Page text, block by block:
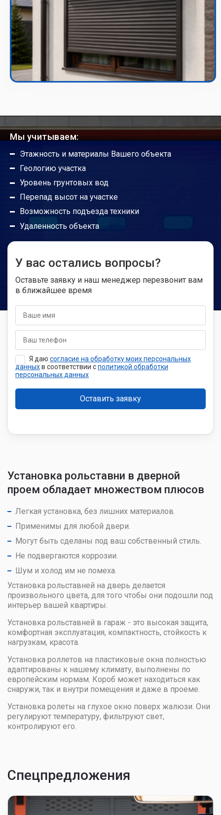
Мы учитываем:
Этажность и материалы Вашего объекта
Геологию участка
Уровень грунтовых вод
Перепад высот на участке
Возможность подъезда техники
Удаленность объекта
У вас остались вопросы?
Оставьте заявку и наш менеджер перезвонит вам
в ближайшее время
Я даю согласие на обработку моих персональных
данныхв соответствии сполитикой обработки
персональных данных
Установка рольставни в дверной
проем обладает множеством плюсов
Легкая установка, без лишних материалов.
Применимы для любой двери.
Могут быть сделаны под ваш собственный стиль.
Не подвергаются коррозии.
Шум и холод им не помеха.
Установка рольставней на дверь делается
произвольного цвета, для того чтобы они подошли под
интерьер вашей квартиры.
Установка рольставней в гараж - это высокая защита,
комфортная эксплуатация, компактность, стойкость к
нагрузкам, красота.
Установка роллетов на пластиковые окна полностью
адаптированы к нашему климату, выполнены по
европейским нормам. Короб может находиться как
снаружи, так и внутри помещения и даже в проеме.
Установка ролеты на глухое окно поверх жалюзи. Они
регулируют температуру, фильтруют свет,
контролируют его.
Спецпредложения